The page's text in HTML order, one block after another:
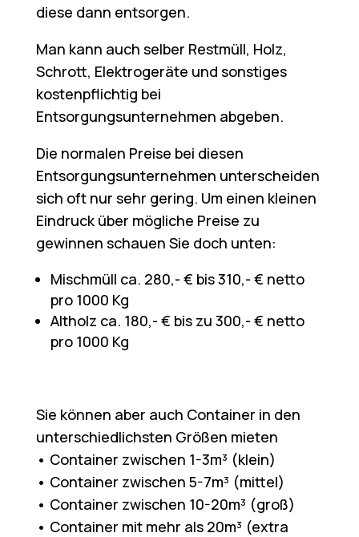
diese dann entsorgen.
Man kann auch selber Restmüll, Holz,
Schrott, Elektrogeräte und sonstiges
kostenpflichtig bei
Entsorgungsunternehmen abgeben.
Die normalen Preise bei diesen
Entsorgungsunternehmen unterscheiden
sich oft nur sehr gering. Um einen kleinen
Eindruck über mögliche Preise zu
gewinnen schauen Sie doch unten:
Mischmüll ca. 280,- € bis 310,- € netto
pro 1000 Kg
Altholz ca. 180,- € bis zu 300,- € netto
pro 1000 Kg
Sie können aber auch Container in den
unterschiedlichsten Größen mieten
• Container zwischen 1-3m³ (klein)
• Container zwischen 5-7m³ (mittel)
• Container zwischen 10-20m³ (groß)
• Container mit mehr als 20m³ (extra